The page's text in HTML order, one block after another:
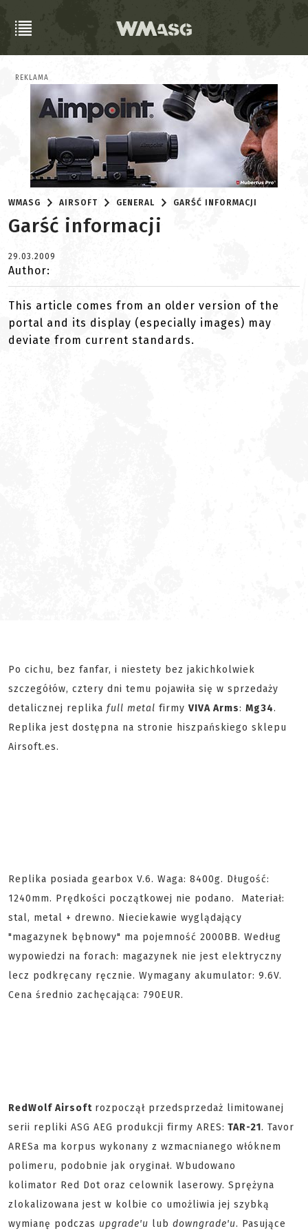
REKLAMA
WMASG AIRSOFT GENERAL GARŚĆ INFORMACJI
Garść informacji
29.03.2009
Author:
This article comes from an older version of the
portal and its display (especially images) may
deviate from current standards.
Po cichu, bez fanfar, i niestety bez jakichkolwiek
szczegółów, cztery dni temu pojawiła się w sprzedaży
detalicznej replika full metal firmy VIVA Arms: Mg34.
Replika jest dostępna na stronie hiszpańskiego sklepu
Airsoft.es.
Replika posiada gearbox V.6. Waga: 8400g. Długość:
1240mm. Prędkości początkowej nie podano. Materiał:
stal, metal + drewno. Nieciekawie wyglądający
"magazynek bębnowy" ma pojemność 2000BB. Według
wypowiedzi na forach: magazynek nie jest elektryczny
lecz podkręcany ręcznie. Wymagany akumulator: 9.6V.
Cena średnio zachęcająca: 790EUR.
RedWolf Airsoft rozpoczął przedsprzedaż limitowanej
serii repliki ASG AEG produkcji firmy ARES: TAR-21. Tavor
ARESa ma korpus wykonany z wzmacnianego włóknem
polimeru, podobnie jak oryginał. Wbudowano
kolimator Red Dot oraz celownik laserowy. Sprężyna
zlokalizowana jest w kolbie co umożliwia jej szybką
wymianę podczas upgrade'u lub downgrade'u. Pasujące